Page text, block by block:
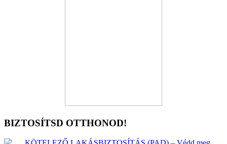
BIZTOSÍTSD OTTHONOD!